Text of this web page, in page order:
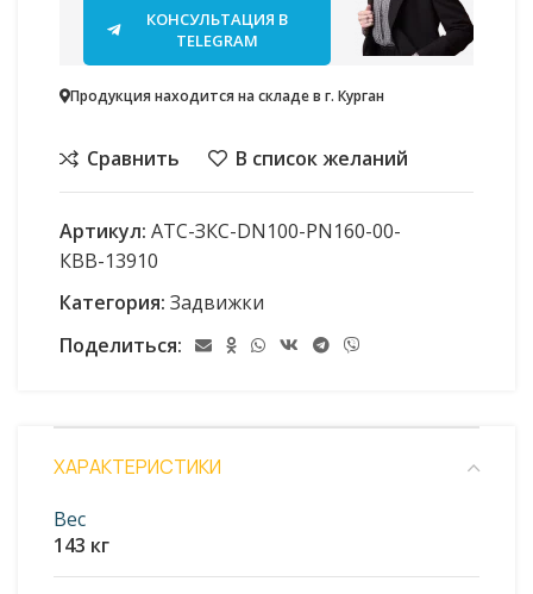
КОНСУЛЬТАЦИЯ В
TELEGRAM
Продукция находится на складе в г. Курган
Сравнить В список желаний
Артикул: АТС-ЗКС-DN100-PN160-00-
КВВ-13910
Категория: Задвижки
Поделиться:
ХАРАКТЕРИСТИКИ
Вес
143 кг